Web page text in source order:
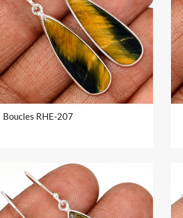
Boucles RHE-207